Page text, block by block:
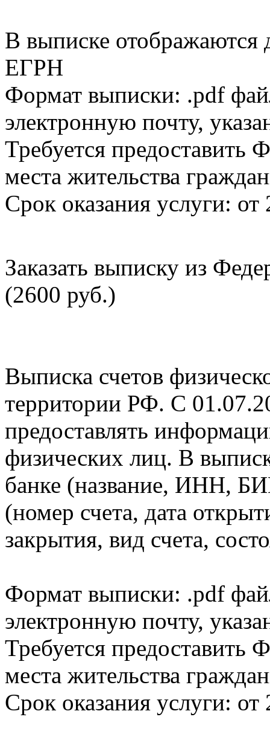
В выписке
ЕГРН
Формат выписки: .pdf
электронную почту,
Требуется
места жительства
Срок оказания услуги: от
Заказать выписку из
(2600 руб.)
Выписка счетов
территории РФ. С
предоставлять
физических лиц. В
банке (название, ИНН,
(номер счета, дата
закрытия, вид счета,
Формат выписки: .pdf
электронную почту,
Требуется
места жительства
Срок оказания услуги: от